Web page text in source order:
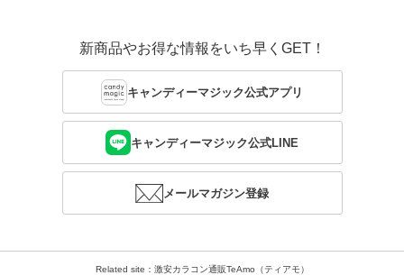
新商品やお得な情報をいち早くGET！
キャンディーマジック公式アプリ
キャンディーマジック公式LINE
メールマガジン登録
Related site：激安カラコン通販TeAmo（ティアモ）